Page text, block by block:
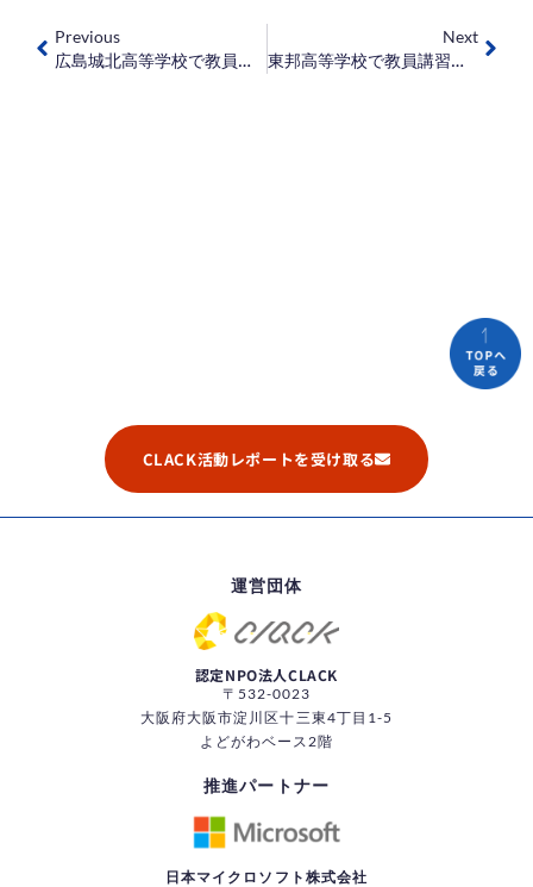
Previous
広島城北高等学校で教員講習会を実施しました！
Next
東邦高等学校で教員講習会を実施しました！
CLACK活動レポートを受け取る
運営団体
認定NPO法人CLACK
〒532-0023
大阪府大阪市淀川区十三東4丁目1-5
よどがわベース2階
推進パートナー
日本マイクロソフト株式会社